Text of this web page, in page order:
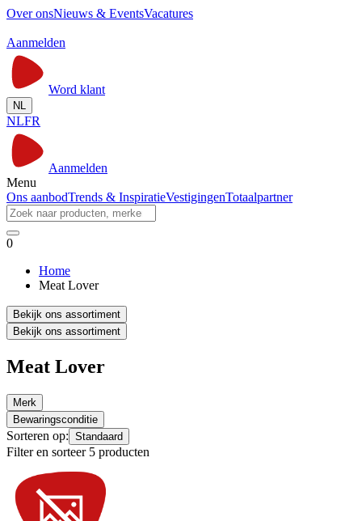
Over onsNieuws & EventsVacatures
Aanmelden
Word klant
NL
NLFR
Aanmelden
Menu
Ons aanbodTrends & InspiratieVestigingenTotaalpartner
0
Home
Meat Lover
Bekijk ons assortiment
Bekijk ons assortiment
Meat Lover
Merk
Bewaringsconditie
Sorteren op: Standaard
Filter en sorteer 5 producten